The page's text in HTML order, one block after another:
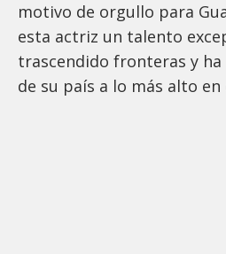
motivo de orgullo para
esta actriz un talento
trascendido fronteras y
de su país a lo más alto